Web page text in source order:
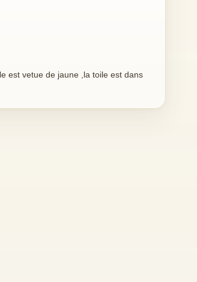
est vetue de jaune ,la toile est dans